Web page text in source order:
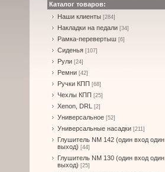
Каталог товаров:
Наши клиенты [284]
Накладки на педали [34]
Рамка-перевертыш [6]
Сиденья [107]
Рули [24]
Ремни [42]
Ручки КПП [68]
Чехлы КПП [25]
Xenon, DRL [2]
Универсальное [52]
Универсальные насадки [211]
Глушитель NM 142 (один вход один
выход) [44]
Глушитель NM 130 (один вход один
выход) [25]